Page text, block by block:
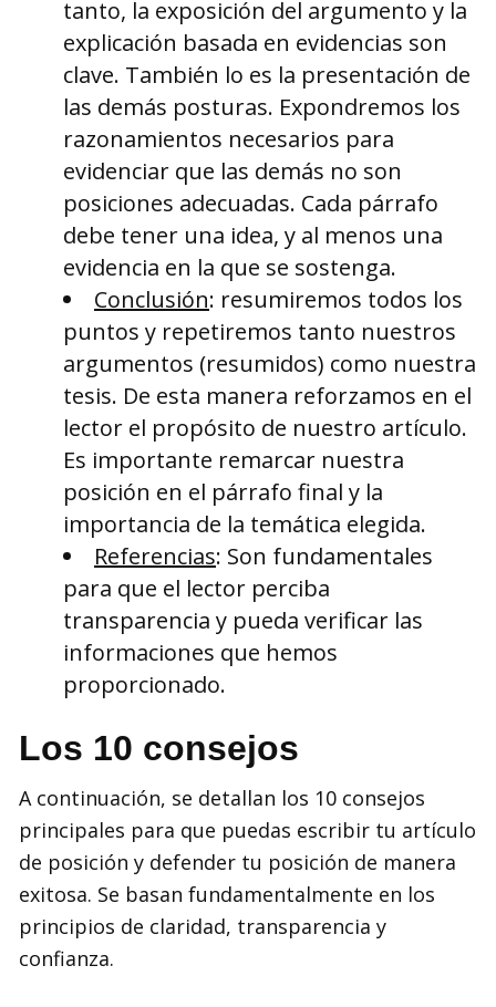
tanto, la exposición del argumento y la
explicación basada en evidencias son
clave. También lo es la presentación de
las demás posturas. Expondremos los
razonamientos necesarios para
evidenciar que las demás no son
posiciones adecuadas. Cada párrafo
debe tener una idea, y al menos una
evidencia en la que se sostenga.
Conclusión: resumiremos todos los
puntos y repetiremos tanto nuestros
argumentos (resumidos) como nuestra
tesis. De esta manera reforzamos en el
lector el propósito de nuestro artículo.
Es importante remarcar nuestra
posición en el párrafo final y la
importancia de la temática elegida.
Referencias: Son fundamentales
para que el lector perciba
transparencia y pueda verificar las
informaciones que hemos
proporcionado.
Los 10 consejos
A continuación, se detallan los 10 consejos
principales para que puedas escribir tu artículo
de posición y defender tu posición de manera
exitosa. Se basan fundamentalmente en los
principios de claridad, transparencia y
confianza.